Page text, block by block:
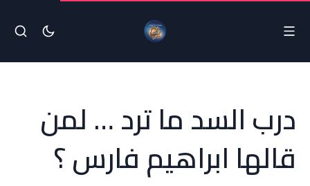
درب السد ما ترد … لمن
قالها ابراهيم فارس ؟